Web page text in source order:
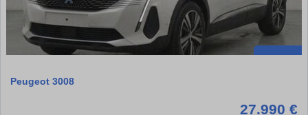
Peugeot 3008
27.990 €